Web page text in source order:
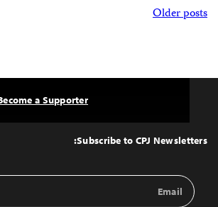
Posts
Older posts
Top
Subscribe to CPJ Newsletters:
Email
Address
a Supporter